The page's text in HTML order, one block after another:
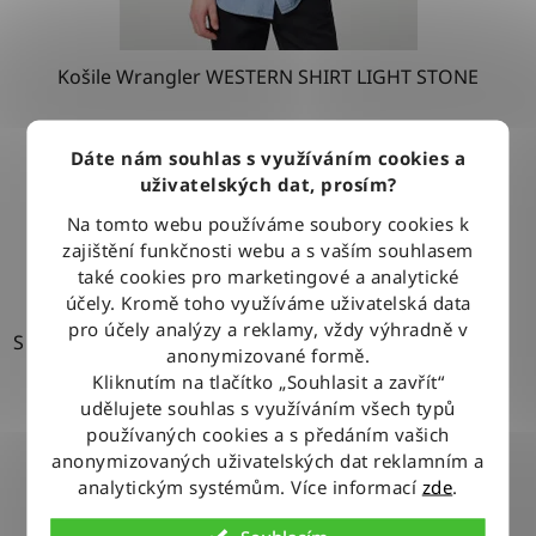
Dáte nám souhlas s využíváním cookies a
uživatelských dat, prosím?
Na tomto webu používáme soubory cookies k
zajištění funkčnosti webu a s vaším souhlasem
také cookies pro marketingové a analytické
účely. Kromě toho využíváme uživatelská data
pro účely analýzy a reklamy, vždy výhradně v
anonymizované formě.
Kliknutím na tlačítko „Souhlasit a zavřít“
udělujete souhlas s využíváním všech typů
používaných cookies a s předáním vašich
anonymizovaných uživatelských dat reklamním a
analytickým systémům. Více informací zde.
Košile Wrangler WESTERN SHIRT LIGHT STONE
1 279 Kč
DETAIL
S